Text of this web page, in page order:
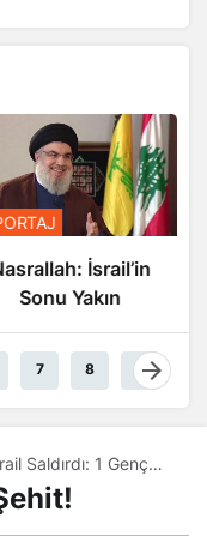
İsrail’in
Sonu Yakın
7 8 9
Saldırdı: 1 Genç